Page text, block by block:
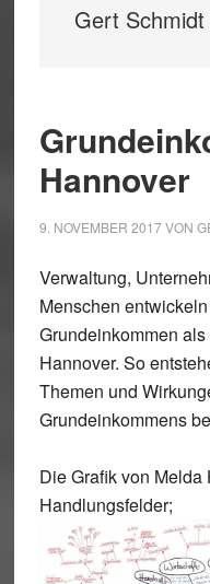
Gert Schmidt
Hannover
9. NOVEMBER 2017VON
Verwaltung,
Menschen
Grundeinkommen
Hannover. So
Themen und
Grundeinkommens
Die Grafik von
Handlungsfelder;